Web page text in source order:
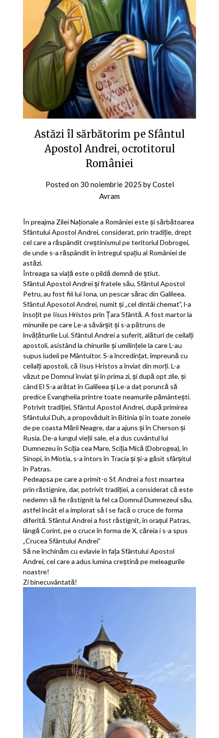
Astăzi îl sărbătorim pe Sfântul
Apostol Andrei, ocrotitorul
României
Posted on 30 noiembrie 2025 byCostel
Avram
În preajma Zilei Naționale a României este și sărbătoarea
Sfântului Apostol Andrei, considerat, prin tradiție, drept
cel care a răspândit creștinismul pe teritoriul Dobrogei,
de unde s-a răspândit în întregul spațiu al României de
astăzi.
Întreaga sa viață este o pildă demnă de știut.
Sfântul Apostol Andrei și fratele său, Sfântul Apostol
Petru, au fost fiii lui Iona, un pescar sărac din Galileea.
Sfântul Aposotol Andrei, numit și „cel dintâi chemat”, l-a
însoțit pe Iisus Hristos prin Țara Sfântă. A fost martor la
minunile pe care Le-a săvârșit și s-a pătruns de
învățăturile Lui. Sfântul Andrei a suferit, alături de ceilalți
apostoli, asistând la chinurile și umilințele la care L-au
supus iudeii pe Mântuitor. S-a încredințat, împreună cu
ceilalți apostoli, că Iisus Hristos a înviat din morți. L-a
văzut pe Domnul înviat și în prima zi, și după opt zile, și
când El S-a arătat în Galileea și Le-a dat poruncă să
predice Evanghelia printre toate neamurile pământești.
Potrivit tradiției, Sfântul Apostol Andrei, după primirea
Sfântului Duh, a propovăduit în Bitinia și în toate zonele
de pe coasta Mării Neagre, dar a ajuns și în Cherson și
Rusia. De-a lungul vieții sale, el a dus cuvântul lui
Dumnezeu în Sciția cea Mare, Sciția Mică (Dobrogea), în
Sinopi, în Miotia, s-a întors în Tracia și și-a găsit sfârșitul
în Patras.
Pedeapsa pe care a primit-o Sf. Andrei a fost moartea
prin răstignire, dar, potrivit tradiției, a considerat că este
nedemn să fie răstignit la fel ca Domnul Dumnezeul său,
astfel încât el a implorat să i se facă o cruce de forma
diferită. Sfântul Andrei a fost răstignit, în orașul Patras,
lângă Corint, pe o cruce în forma de X, căreia i s-a spus
„Crucea Sfântului Andrei”
Să ne închinăm cu evlavie în fața Sfântului Apostol
Andrei, cel care a adus lumina creștină pe meleagurile
noastre!
Zi binecuvântată!